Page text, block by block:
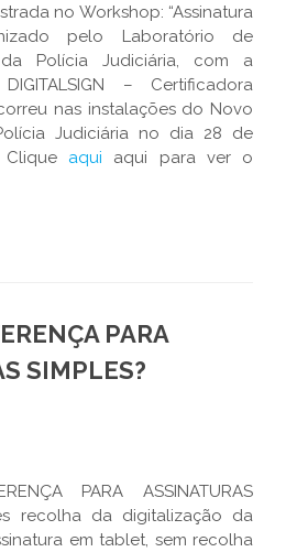
no Workshop: “Assinatura
pelo Laboratório de
Polícia Judiciária, com a
– Certificadora
nas instalações do Novo
Judiciária no dia 28 de
aqui aqui para ver o
PARA
SIMPLES?
PARA ASSINATURAS
recolha da digitalização da
em tablet, sem recolha